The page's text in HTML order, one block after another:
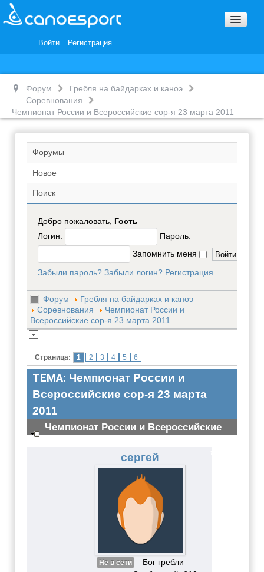
Войти Регистрация
Награды и Благодарности
Форум
Гребля на байдарках и каноэ
Соревнования
Чемпионат России и Всероссийские сор-я 23 марта 2011
Форумы
Новое
Поиск
Добро пожаловать, Гость
Логин:
Пароль:
Запомнить меня
Забыли пароль? Забыли логин? Регистрация
Форум
Гребля на байдарках и каноэ
Соревнования
Чемпионат России и
Всероссийские сор-я 23 марта 2011
Страница: 1 2 3 4 5 6
ТЕМА: Чемпионат России и
Всероссийские сор-я 23 марта
2011
Чемпионат России и Всероссийские
#2123
сергей
Не в сети
Бог гребли